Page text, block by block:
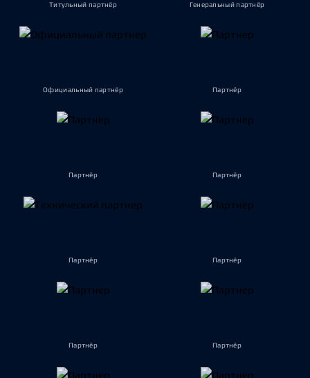
Титульный партнёр Генеральный партнёр
Официальный партнёр Партнёр
Партнёр Партнёр
Партнёр Партнёр
Партнёр Партнёр